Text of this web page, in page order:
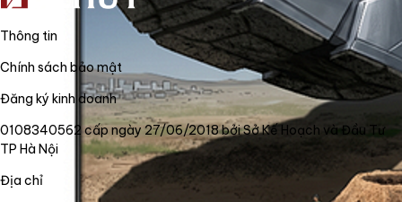
Thông tin
Chính sách bảo mật
Đăng ký kinh doanh
0108340562 cấp ngày 27/06/2018 bởi Sở Kế Hoạch và Đầu Tư
TP Hà Nội
Địa chỉ